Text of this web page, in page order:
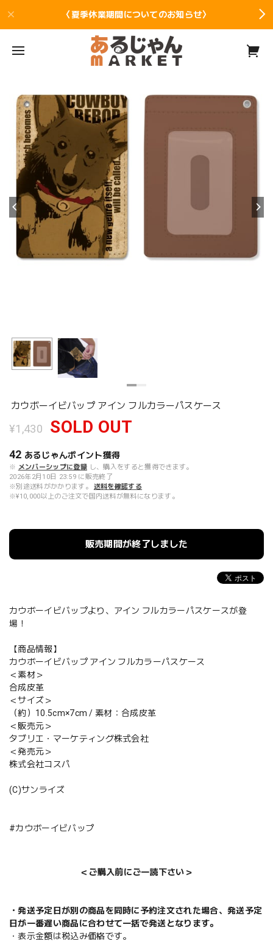
〈夏季休業期間についてのお知らせ〉
カウボーイビバップ アイン フルカラーパスケース
¥1,430 SOLD OUT
42 あるじゃんポイント獲得
※ メンバーシップに登録 し、購入をすると獲得できます。
2026年2月10日 23:59 に販売終了
※別途送料がかかります。
送料を確認する
※¥10,000以上のご注文で国内送料が無料になります。
販売期間が終了しました
カウボーイビバップより、アイン フルカラーパスケースが登
場！
【商品情報】
カウボーイビバップ アイン フルカラーパスケース
＜素材＞
合成皮革
＜サイズ＞
（約）10.5cm×7cm / 素材：合成皮革
＜販売元＞
タブリエ・マーケティング株式会社
＜発売元＞
株式会社コスパ
(C)サンライズ
#カウボーイビバップ
＜ご購入前にご一読下さい＞
・発送予定日が別の商品を同時に予約注文された場合、発送予定
日が一番遅い商品に合わせて一括で発送となります。
・表示金額は税込み価格です。